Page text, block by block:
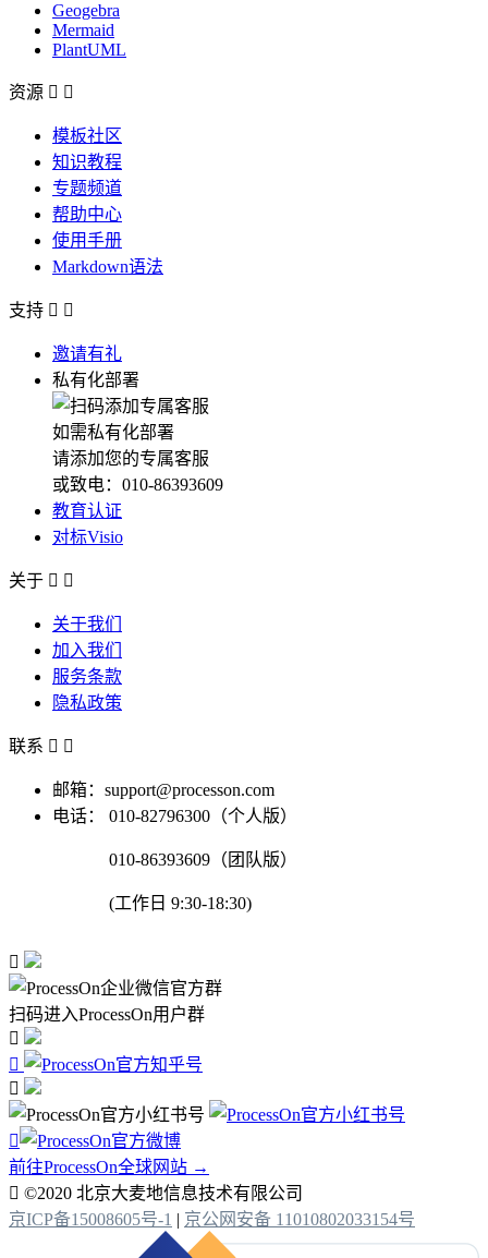
Geogebra
Mermaid
PlantUML
资源  
模板社区
知识教程
专题频道
帮助中心
使用手册
Markdown语法
支持  
邀请有礼
私有化部署
如需私有化部署
请添加您的专属客服
或致电：010-86393609
教育认证
对标Visio
关于  
关于我们
加入我们
服务条款
隐私政策
联系  
邮箱：support@processon.com
电话：
010-82796300（个人版）
010-86393609（团队版）
(工作日 9:30-18:30)

扫码进入ProcessOn用户群




前往ProcessOn全球网站 →
 ©2020 北京大麦地信息技术有限公司
京ICP备15008605号-1 | 京公网安备 11010802033154号